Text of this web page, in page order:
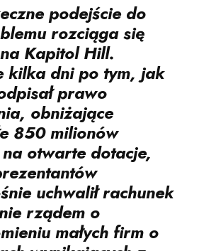
podejście do
rozciąga się
Kapitol Hill.
kilka dni po tym, jak
prawo
obniżające
850 milionów
otwarte dotacje,
uchwalił rachunek
rządem o
małych firm o